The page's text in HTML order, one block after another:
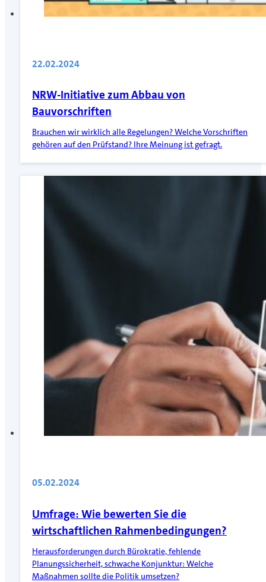
22.02.2024
NRW-Initiative zum Abbau von
Bauvorschriften
Brauchen wir wirklich alle Regelungen? Welche Vorschriften
gehören auf den Prüfstand? Ihre Meinung ist gefragt.
05.02.2024
Umfrage: Wie bewerten Sie die
wirtschaftlichen Rahmenbedingungen?
Herausforderungen durch Bürokratie, fehlende
Planungssicherheit, schwache Konjunktur: Welche
Maßnahmen sollte die Politik umsetzen?